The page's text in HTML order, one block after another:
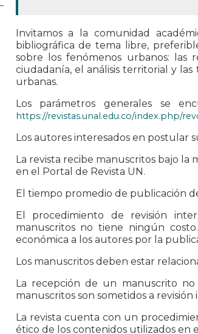
Invitamos a la comunidad
bibliográfica de tema libre,
sobre los fenómenos urbanos: las
ciudadanía, el análisis territorial y las
urbanas.
Los parámetros generales se
https://revistas.unal.edu.co/index.php/
Los autores interesados en postular
La revista recibe manuscritos bajo la
en el Portal de Revista UN.
El tiempo promedio de publicación
El procedimiento de revisión
manuscritos no tiene ningún
económica a los autores por la
Los manuscritos deben estar
La recepción de un manuscrito
manuscritos son sometidos a
La revista cuenta con un
ético de los contenidos utilizados en